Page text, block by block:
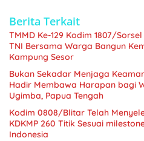
Berita Terkait
TMMD Ke-129 Kodim 1807/
TNI Bersama Warga Bangun
Kampung Sesor
Bukan Sekadar Menjaga
Hadir Membawa Harapan bagi
Ugimba, Papua Tengah
Kodim 0808/Blitar Telah
KDKMP 260 Titik Sesuai
Indonesia